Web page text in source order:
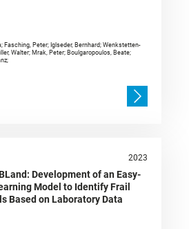
Fasching, Peter; Iglseder, Bernhard; Wenkstetten-
Walter; Mrak, Peter; Boulgaropoulos, Beate;
2023
Development of an Easy-
Model to Identify Frail
Based on Laboratory Data